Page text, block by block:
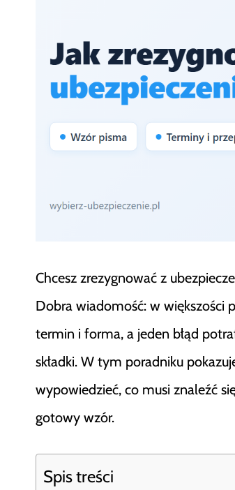
Chcesz zrezygnować z
Dobra wiadomość: w większości
termin i forma, a jeden błąd
składki. W tym poradniku
wypowiedzieć, co musi znaleźć
gotowy wzór.
Spis treści